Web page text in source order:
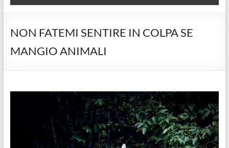
NON FATEMI SENTIRE IN COLPA SE
MANGIO ANIMALI